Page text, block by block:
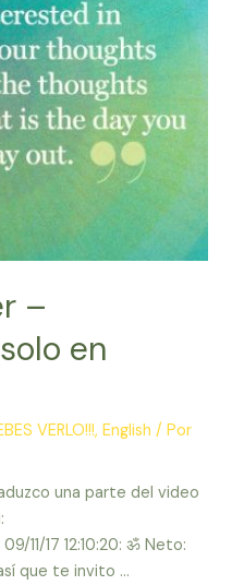
–
en
VERLO!!!,English / Por
una parte del video
11/17 12:10:20: ॐ Neto:
que te invito …